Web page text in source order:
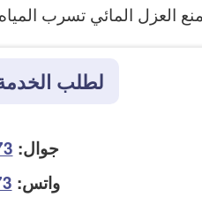
العزل المائي تسرب
لطلب
جوال:
واتس: